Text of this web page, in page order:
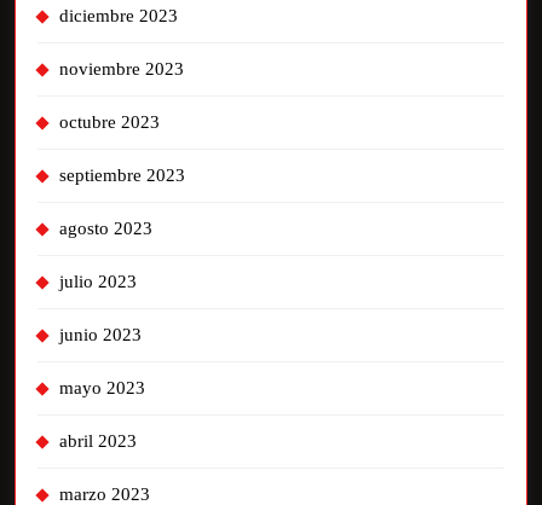
diciembre 2023
noviembre 2023
octubre 2023
septiembre 2023
agosto 2023
julio 2023
junio 2023
mayo 2023
abril 2023
marzo 2023